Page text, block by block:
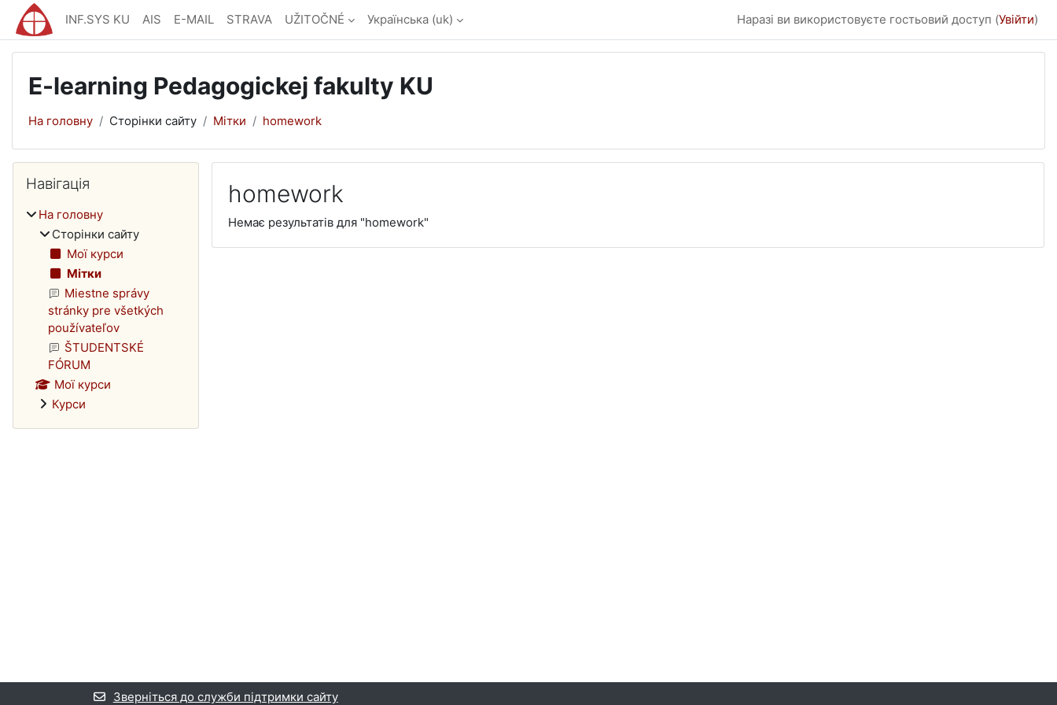
Перейти до головного вмісту
INF.SYS KU AIS E-MAIL STRAVA UŽITOČNÉ Українська ‎(uk)‎ Наразі ви використовуєте гостьовий доступ (Увійти)
E-learning Pedagogickej fakulty KU
На головну Сторінки сайту Мітки homework
homework
Немає результатів для "homework"
Блоки
Навігація
На головну
Сторінки сайту
Мої курси
Мітки
Miestne správy
stránky pre všetkých
používateľov
ŠTUDENTSKÉ
FÓRUM
Мої курси
Курси
Зверніться до служби підтримки сайту